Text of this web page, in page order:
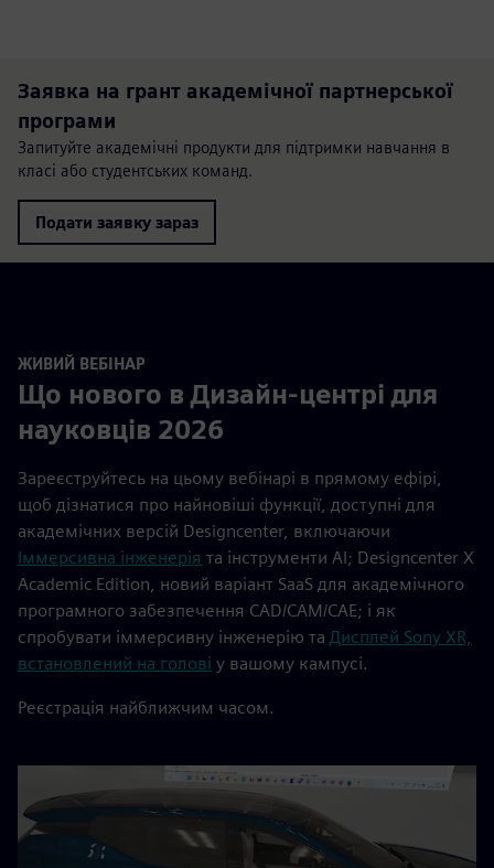
Заявка на грант академічної партнерської
програми
Запитуйте академічні продукти для підтримки навчання в
класі або студентських команд.
Подати заявку зараз
ЖИВИЙ ВЕБІНАР
Що нового в Дизайн-центрі для
науковців 2026
Зареєструйтесь на цьому вебінарі в прямому ефірі,
щоб дізнатися про найновіші функції, доступні для
академічних версій Designcenter, включаючи
Іммерсивна інженерія та інструменти AI; Designcenter X
Academic Edition, новий варіант SaaS для академічного
програмного забезпечення CAD/CAM/CAE; і як
спробувати іммерсивну інженерію та Дисплей Sony XR,
встановлений на голові у вашому кампусі.
Реєстрація найближчим часом.